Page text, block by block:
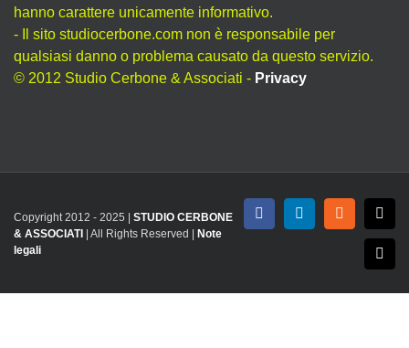
hanno carattere unicamente informativo.
- Il sito studiocerbone.com non è responsabile per
qualsiasi danno o problema causato da questo servizio.
© 2012 Studio Cerbone & Associati - Privacy
Copyright 2012 - 2025 | STUDIO CERBONE
& ASSOCIATI
| All Rights Reserved |
Note
legali
FacebookLinkedInRss X